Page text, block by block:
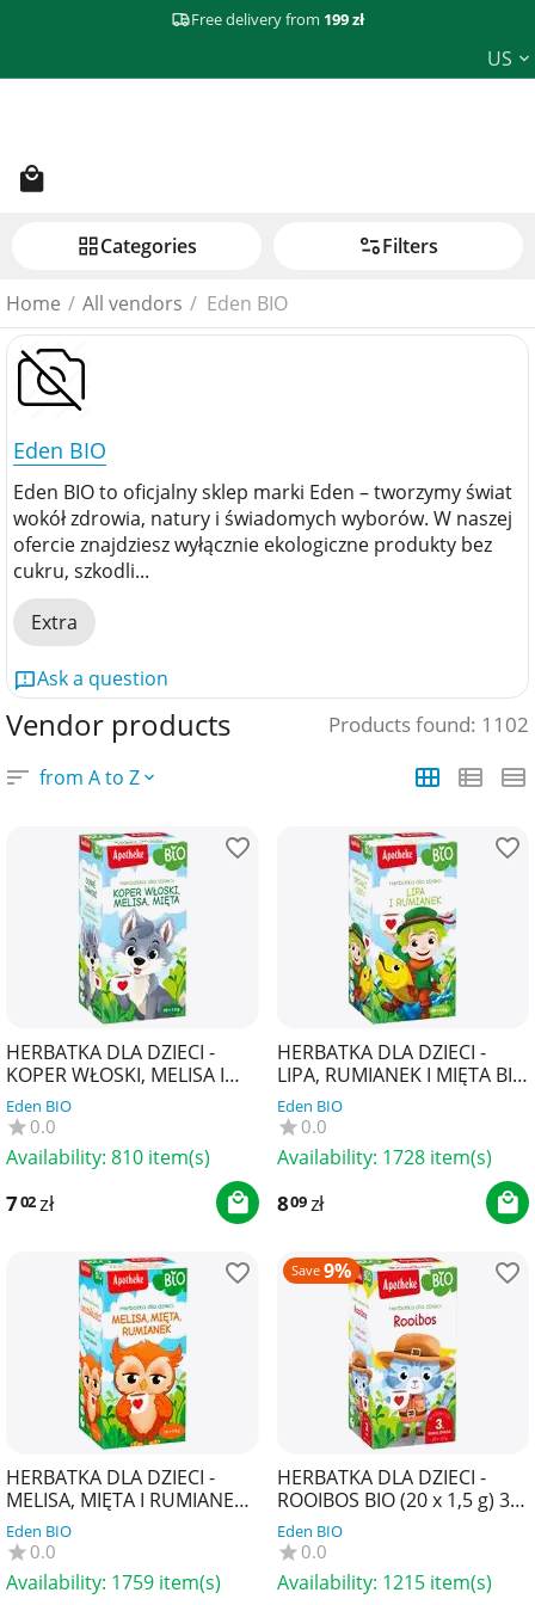
Free delivery from 199 zł
US
Сategories Filters
Home / All vendors / Eden BIO
Vendor products Products found: 1102
from A to Z
HERBATKA DLA DZIECI -
KOPER WŁOSKI, MELISA I
MIĘTA BIO (20 x 1,5 g) 30 g -
APOTHEKE
Eden BIO
0.0
Availability: 810 item(s)
702zł
HERBATKA DLA DZIECI -
LIPA, RUMIANEK I MIĘTA BIO
(20 x 1,5 g) 30 g -APOTHEKE
Eden BIO
0.0
Availability: 1728 item(s)
809zł
HERBATKA DLA DZIECI -
MELISA, MIĘTA I RUMIANEK
BIO (20 x 1,5 g) 30 g -
APOTHEKE
Eden BIO
0.0
Availability: 1759 item(s)
Save 9%
HERBATKA DLA DZIECI -
ROOIBOS BIO (20 x 1,5 g) 30
g - APOTHEKE
Eden BIO
0.0
Availability: 1215 item(s)
Eden BIO
Eden BIO to oficjalny sklep marki Eden – tworzymy świat
wokół zdrowia, natury i świadomych wyborów. W naszej
ofercie znajdziesz wyłącznie ekologiczne produkty bez
cukru, szkodli...
Extra
Ask a question